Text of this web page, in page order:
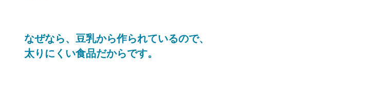
なぜなら、豆乳から作られているので、
太りにくい食品だからです。